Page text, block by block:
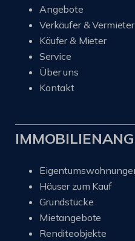
Angebote
Verkäufer & Vermieter
Käufer & Mieter
Service
Über uns
Kontakt
Häuser zum Kauf
Grundstücke
Mietangebote
Renditeobjekte